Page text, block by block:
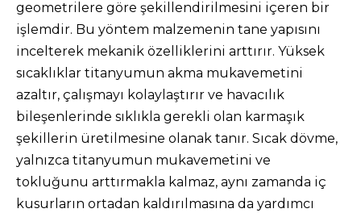
geometrilere göre şekillendirilmesini içeren bir
işlemdir. Bu yöntem malzemenin tane yapısını
incelterek mekanik özelliklerini arttırır. Yüksek
sıcaklıklar titanyumun akma mukavemetini
azaltır, çalışmayı kolaylaştırır ve havacılık
bileşenlerinde sıklıkla gerekli olan karmaşık
şekillerin üretilmesine olanak tanır. Sıcak dövme,
yalnızca titanyumun mukavemetini ve
tokluğunu arttırmakla kalmaz, aynı zamanda iç
kusurların ortadan kaldırılmasına da yardımcı